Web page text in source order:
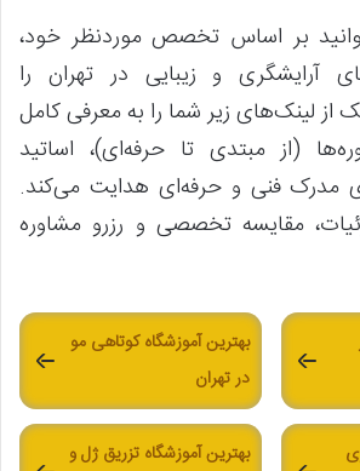
بر اساس تخصص موردنظر خود،
آرایشگری و زیبایی در تهران را
لینک‌های زیر شما را به معرفی کامل
(از مبتدی تا حرفه‌ای)، اساتید
مدرک فنی و حرفه‌ای هدایت می‌کند.
مقایسه تخصصی و رزرو مشاوره
بهترین آموزشگاه کوتاهی مو
در تهران
بهترین آموزشگاه تزریق ژل و